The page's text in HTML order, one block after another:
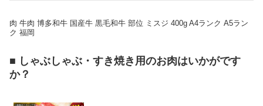
肉 牛肉 博多和牛 国産牛 黒毛和牛 部位 ミスジ 400g A4ランク A5ラン
ク 福岡
■ しゃぶしゃぶ・すき焼き用のお肉はいかがです
か？